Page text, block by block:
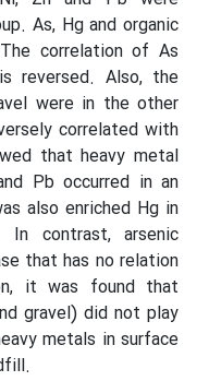
As, Hg and organic
correlation of As
reversed. Also, the
were in the other
correlated with
that heavy metal
Pb occurred in an
also enriched Hg in
In contrast, arsenic
that has no relation
it was found that
gravel) did not play
metals in surface